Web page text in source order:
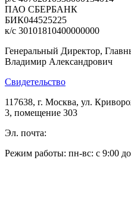
ПАО СБЕРБАНК
БИК044525225
к/с 30101810400000000
Генеральный Директор,
Владимир Александрович
Свидетельство
117638, г. Москва, ул.
3, помещение 303
Эл. почта:
Режим работы: пн-вс: с 9:00